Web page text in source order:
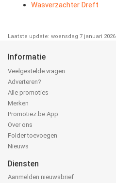
Wasverzachter Dreft
Laatste update: woensdag 7 januari 2026
Informatie
Veelgestelde vragen
Adverteren?
Alle promoties
Merken
Promotiez.be App
Over ons
Folder toevoegen
Nieuws
Diensten
Aanmelden nieuwsbrief